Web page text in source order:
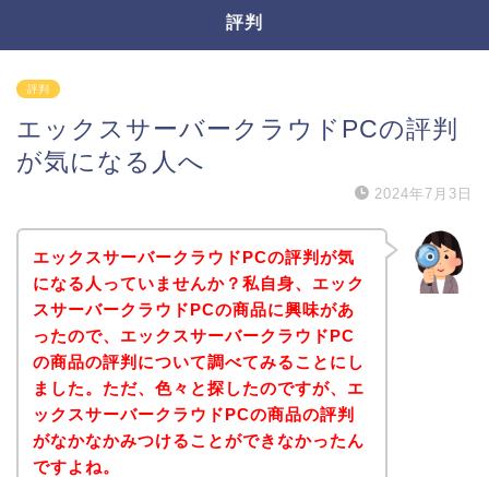
評判
評判
エックスサーバークラウドPCの評判
が気になる人へ
2024年7月3日
エックスサーバークラウドPCの評判が気
になる人っていませんか？私自身、エック
スサーバークラウドPCの商品に興味があ
ったので、エックスサーバークラウドPC
の商品の評判について調べてみることにし
ました。ただ、色々と探したのですが、エ
ックスサーバークラウドPCの商品の評判
がなかなかみつけることができなかったん
ですよね。